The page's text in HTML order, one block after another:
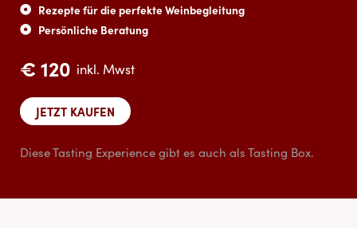
Rezepte für die perfekte Weinbegleitung
Persönliche Beratung
€ 120 inkl. Mwst
JETZT KAUFEN
Diese Tasting Experience gibt es auch als Tasting Box.